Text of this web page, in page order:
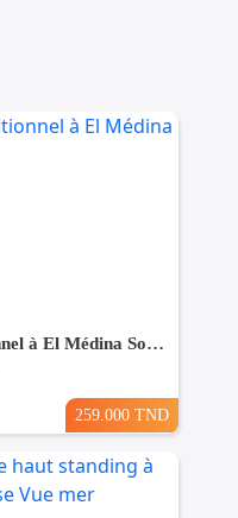
Maison style traditionnel à El Médina Sousse
259.000 TND